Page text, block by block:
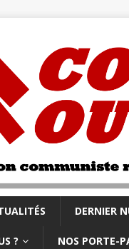
DERNIER
? NOS PORTE-